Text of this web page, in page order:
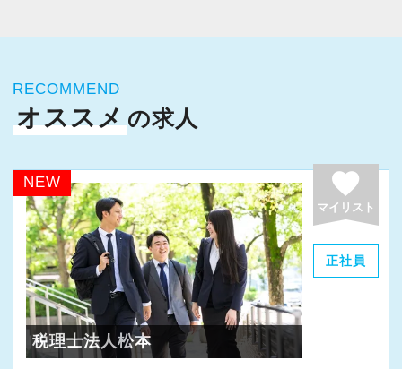
・主体的に業務を進められる方
・顧客対応や提案業務に挑戦したい方
・資産税など専門性を高めたい方
・将来的にマネジメントに関わりたい方
＜まずはカジュアル面談へ＞
・事前に気軽な面談を実施
・仕事内容やキャリアを相談可
・ざっくばらんに質問OK
・納得後に選考へ進めます
・入社時期は柔軟に対応
★職場の雰囲気★
なく業務に向かっています。
職員同士の距離も近く、先輩へ相談しながら業
務を覚えていくことができます。
パソコン作業になりますので、目や脳が疲れた
ら、お茶やお菓子で糖分補給もしながら、作業
を進めています。
★入社後の仕事内容★
RECOMMEND
オススメ の求人
NEW favorite
マイリスト
正社員
税理士法人松本